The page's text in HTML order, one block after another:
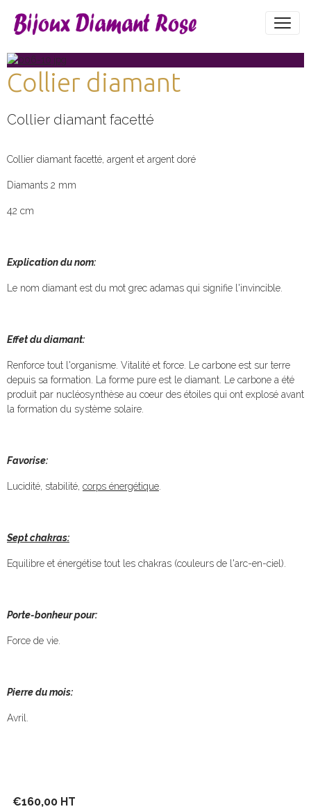
Collier diamant
Collier diamant facetté
Collier diamant facetté, argent et argent doré
Diamants 2 mm
42 cm
Explication du nom:
Le nom diamant est du mot grec adamas qui signifie l'invincible.
Effet du diamant:
Renforce tout l'organisme. Vitalité et force. Le carbone est sur terre
depuis sa formation. La forme pure est le diamant. Le carbone a été
produit par nucléosynthèse au coeur des étoiles qui ont explosé avant
la formation du système solaire.
Favorise:
Lucidité, stabilité, corps énergétique
Sept chakras:
Equilibre et énergétise tout les chakras (couleurs de l'arc-en-ciel).
Porte-bonheur pour:
Force de vie.
Pierre du mois:
Avril.
€160,00 HT